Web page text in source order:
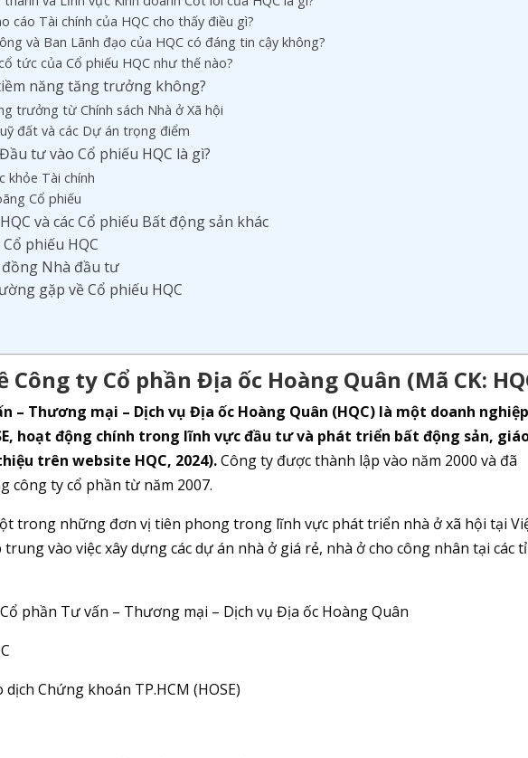
cáo Tài chính của HQC cho thấy điều gì?
và Ban Lãnh đạo của HQC có đáng tin cậy không?
tức của Cổ phiếu HQC như thế nào?
năng tăng trưởng không?
trưởng từ Chính sách Nhà ở Xã hội
đất và các Dự án trọng điểm
tư vào Cổ phiếu HQC là gì?
khỏe Tài chính
Cổ phiếu
và các Cổ phiếu Bất động sản khác
phiếu HQC
Nhà đầu tư
gặp về Cổ phiếu HQC
Công ty Cổ phần Địa ốc Hoàng Quân (Mã CK:
– Thương mại – Dịch vụ Địa ốc Hoàng Quân (HQC) là một doanh nghiệp
hoạt động chính trong lĩnh vực đầu tư và phát triển bất động sản,
trên website HQC, 2024).Công ty được thành lập vào năm 2000 và đã
công ty cổ phần từ năm 2007.
trong những đơn vị tiên phong trong lĩnh vực phát triển nhà ở xã hội tại
vào việc xây dựng các dự án nhà ở giá rẻ, nhà ở cho công nhân tại các
phần Tư vấn – Thương mại – Dịch vụ Địa ốc Hoàng Quân
dịch Chứng khoán TP.HCM (HOSE)